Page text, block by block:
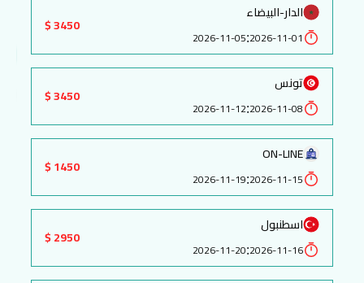
الدار-البيضاء
2026-11-01
:
2026-11-05
3450 $
تونس
2026-11-08
:
2026-11-12
3450 $
ON-LINE
2026-11-15
:
2026-11-19
1450 $
اسطنبول
2026-11-16
:
2026-11-20
2950 $